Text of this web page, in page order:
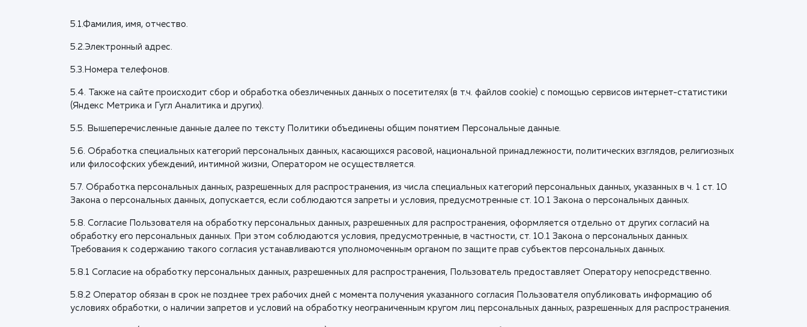
5.1.Фамилия, имя, отчество.
5.2.Электронный адрес.
5.3.Номера телефонов.
5.4. Также на сайте происходит сбор и обработка обезличенных данных о посетителях (в т.ч. файлов cookie) с помощью сервисов интернет-статистики
(Яндекс Метрика и Гугл Аналитика и других).
5.5. Вышеперечисленные данные далее по тексту Политики объединены общим понятием Персональные данные.
5.6. Обработка специальных категорий персональных данных, касающихся расовой, национальной принадлежности, политических взглядов, религиозных
или философских убеждений, интимной жизни, Оператором не осуществляется.
5.7. Обработка персональных данных, разрешенных для распространения, из числа специальных категорий персональных данных, указанных в ч. 1 ст. 10
Закона о персональных данных, допускается, если соблюдаются запреты и условия, предусмотренные ст. 10.1 Закона о персональных данных.
5.8. Согласие Пользователя на обработку персональных данных, разрешенных для распространения, оформляется отдельно от других согласий на
обработку его персональных данных. При этом соблюдаются условия, предусмотренные, в частности, ст. 10.1 Закона о персональных данных.
Требования к содержанию такого согласия устанавливаются уполномоченным органом по защите прав субъектов персональных данных.
5.8.1 Согласие на обработку персональных данных, разрешенных для распространения, Пользователь предоставляет Оператору непосредственно.
5.8.2 Оператор обязан в срок не позднее трех рабочих дней с момента получения указанного согласия Пользователя опубликовать информацию об
условиях обработки, о наличии запретов и условий на обработку неограниченным кругом лиц персональных данных, разрешенных для распространения.